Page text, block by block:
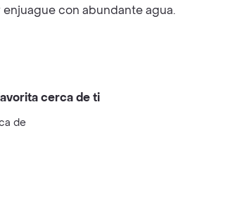
con abundante agua.
cerca de ti
de